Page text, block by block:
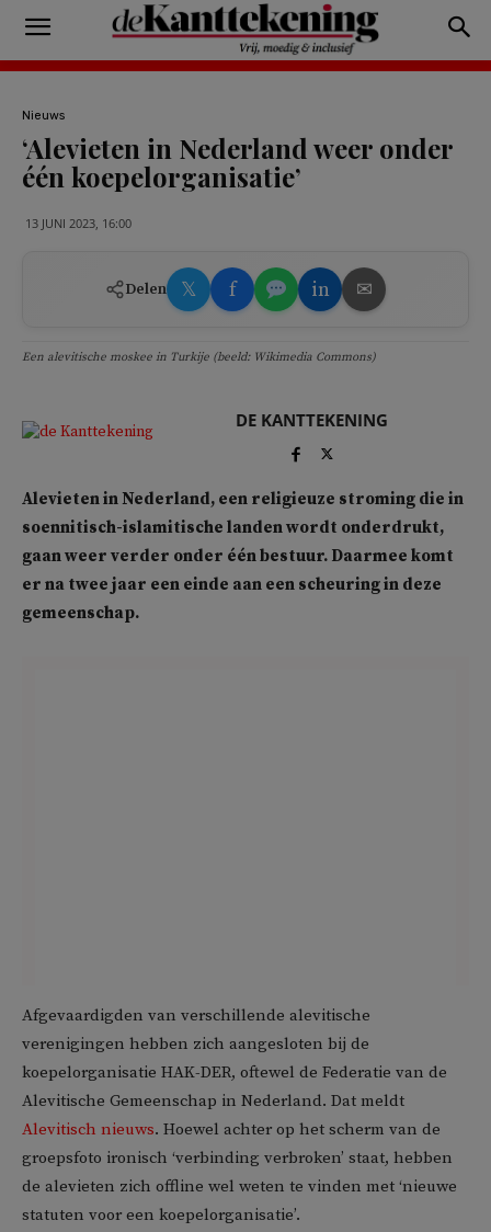
Nieuws
‘Alevieten in Nederland weer onder
één koepelorganisatie’
13 JUNI 2023, 16:00
Delen 𝕏 f in ✉
Een alevitische moskee in Turkije (beeld: Wikimedia Commons)
DE KANTTEKENING
Alevieten in Nederland, een religieuze stroming die in
soennitisch-islamitische landen wordt onderdrukt,
gaan weer verder onder één bestuur. Daarmee komt
er na twee jaar een einde aan een scheuring in deze
gemeenschap.
Afgevaardigden van verschillende alevitische
verenigingen hebben zich aangesloten bij de
koepelorganisatie HAK-DER, oftewel de Federatie van de
Alevitische Gemeenschap in Nederland. Dat meldt
Alevitisch nieuws. Hoewel achter op het scherm van de
groepsfoto ironisch ‘verbinding verbroken’ staat, hebben
de alevieten zich offline wel weten te vinden met ‘nieuwe
statuten voor een koepelorganisatie’.